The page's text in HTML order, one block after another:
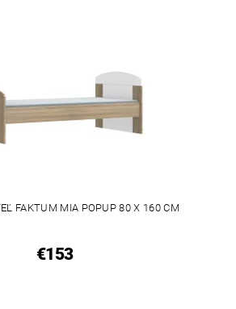
FAKTUM MIA POPUP 80 X 160 CM
€153